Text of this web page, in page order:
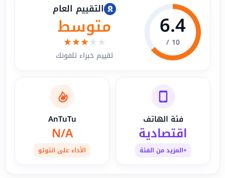
6.4
10 /
التقييم العام
متوسط
★★★★★
تقييم خبراء تلفونك
فئة الهاتف
اقتصادية
+المزيد من الفئة
AnTuTu
N/A
الأداء على انتوتو